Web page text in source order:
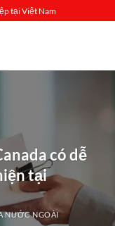
tại Việt Nam
có dễ
tại
NƯỚC NGOÀI